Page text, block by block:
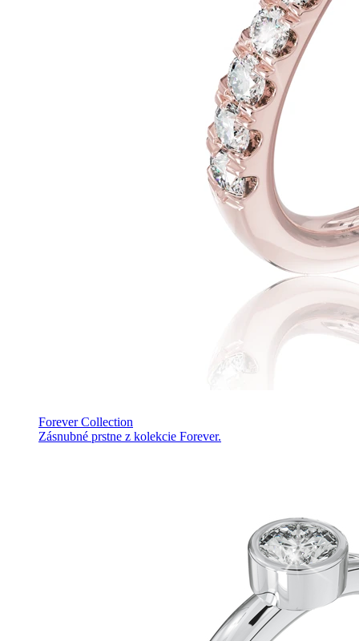
Forever Collection
Zásnubné prstne z kolekcie Forever.